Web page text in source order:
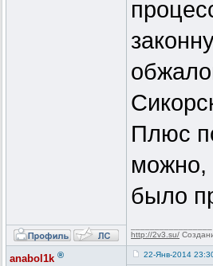
Плюс
можно,
было
http://2v3.su/
anabol1k ® 22-Янв-2014